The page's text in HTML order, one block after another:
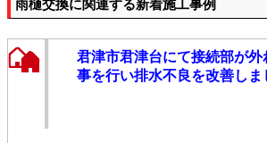
雨樋交換に関連する新着施工事例
君津市君津台にて接続部が
事を行い排水不良を改善しま